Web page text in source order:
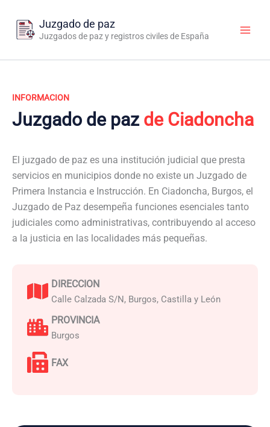
contenido
Juzgado de paz
Juzgados de paz y registros civiles de España
INFORMACION
Juzgado de paz de Ciadoncha
El juzgado de paz es una institución judicial que presta
servicios en municipios donde no existe un Juzgado de
Primera Instancia e Instrucción. En Ciadoncha, Burgos, el
Juzgado de Paz desempeña funciones esenciales tanto
judiciales como administrativas, contribuyendo al acceso
a la justicia en las localidades más pequeñas.
DIRECCION
Calle Calzada S/N, Burgos, Castilla y León
PROVINCIA
Burgos
FAX